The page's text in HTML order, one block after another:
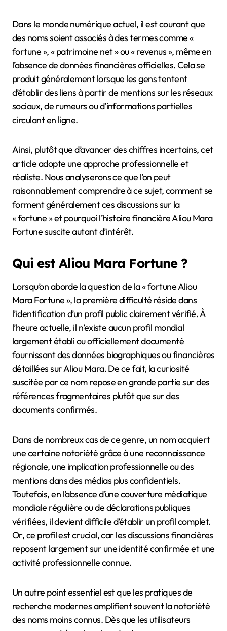
Dans le monde numérique actuel, il est courant que
des noms soient associés à des termes comme «
fortune », « patrimoine net » ou « revenus », même en
l’absence de données financières officielles. Cela se
produit généralement lorsque les gens tentent
d’établir des liens à partir de mentions sur les réseaux
sociaux, de rumeurs ou d’informations partielles
circulant en ligne.
Ainsi, plutôt que d’avancer des chiffres incertains, cet
article adopte une approche professionnelle et
réaliste. Nous analyserons ce que l’on peut
raisonnablement comprendre à ce sujet, comment se
forment généralement ces discussions sur la
« fortune » et pourquoi l’histoire financière Aliou Mara
Fortune suscite autant d’intérêt.
Qui est Aliou Mara Fortune ?
Lorsqu’on aborde la question de la « fortune Aliou
Mara Fortune », la première difficulté réside dans
l’identification d’un profil public clairement vérifié. À
l’heure actuelle, il n’existe aucun profil mondial
largement établi ou officiellement documenté
fournissant des données biographiques ou financières
détaillées sur Aliou Mara. De ce fait, la curiosité
suscitée par ce nom repose en grande partie sur des
références fragmentaires plutôt que sur des
documents confirmés.
Dans de nombreux cas de ce genre, un nom acquiert
une certaine notoriété grâce à une reconnaissance
régionale, une implication professionnelle ou des
mentions dans des médias plus confidentiels.
Toutefois, en l’absence d’une couverture médiatique
mondiale régulière ou de déclarations publiques
vérifiées, il devient difficile d’établir un profil complet.
Or, ce profil est crucial, car les discussions financières
reposent largement sur une identité confirmée et une
activité professionnelle connue.
Un autre point essentiel est que les pratiques de
recherche modernes amplifient souvent la notoriété
des noms moins connus. Dès que les utilisateurs